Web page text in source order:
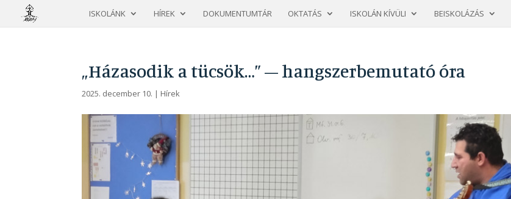
ISKOLÁNK HÍREK DOKUMENTUMTÁR OKTATÁS ISKOLÁN KÍVÜLI BEISKOLÁZÁS
„Házasodik a tücsök…” – hangszerbemutató óra
2025. december 10. | Hírek